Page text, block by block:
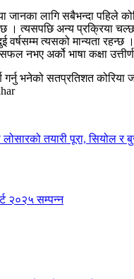
जानका लागि सबैभन्दा पहिले
छ । त्यसपछि अन्य प्रक्रिया
वर्षसम्म त्यसको मान्यता रहन्छ
नभए अर्को भाषा कक्षा
गर्नु भनेको सतप्रतिशत कोरिया
लोसारको तयारी पूरा, सियोल र
२०२५ सम्पन्न